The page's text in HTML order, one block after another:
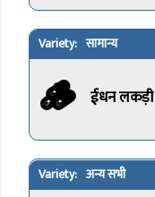
सामान्य
🪵 ईधन लकड़ी
अन्य सभी